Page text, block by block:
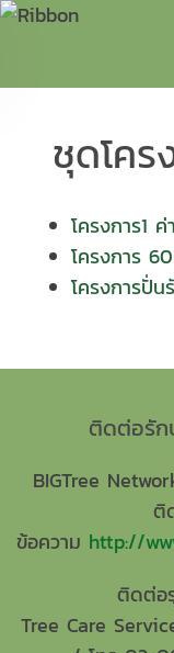
ชุดโคร
โครงการ1
โครงการ
โครงการปั่น
ติดต่อรัก
BIGTree
ติ
ข้อความ http://
ติดต่อ
Tree Care